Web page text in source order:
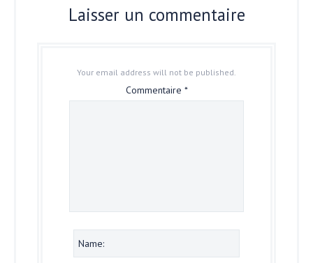
Laisser un commentaire
Your email address will not be published.
Commentaire *